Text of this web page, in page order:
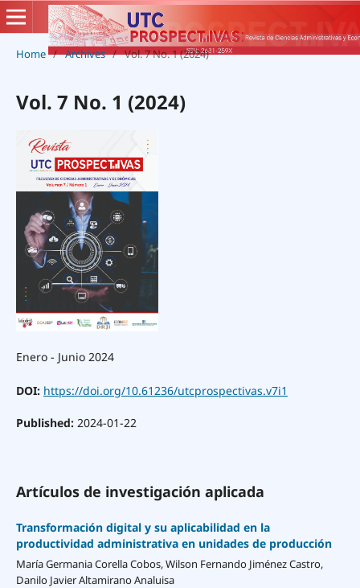
Home / Archives / Vol. 7 No. 1 (2024)
Vol. 7 No. 1 (2024)
Enero - Junio 2024
DOI: https://doi.org/10.61236/utcprospectivas.v7i1
Published: 2024-01-22
Artículos de investigación aplicada
Transformación digital y su aplicabilidad en la
productividad administrativa en unidades de producción
María Germania Corella Cobos, Wilson Fernando Jiménez Castro,
Danilo Javier Altamirano Analuisa